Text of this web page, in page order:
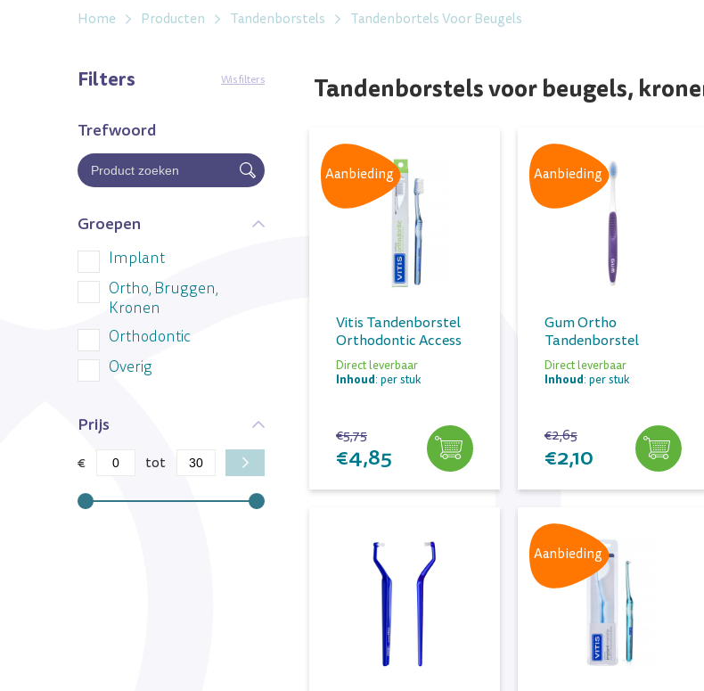
Home Producten Tandenborstels Tandenbortels Voor Beugels
Filters Wis filters
Trefwoord
Groepen
Implant
Ortho, Bruggen,
Kronen
Orthodontic
Overig
Prijs
€ tot
Tandenborstels voor beugels,
Aanbieding
Vitis Tandenborstel
Orthodontic Access
Direct leverbaar
Inhoud: per stuk
€5,75
€4,85
Aanbieding
Gum Ortho
Tandenborstel
Direct leverbaar
Inhoud: per stuk
€2,65
€2,10
Aanbieding